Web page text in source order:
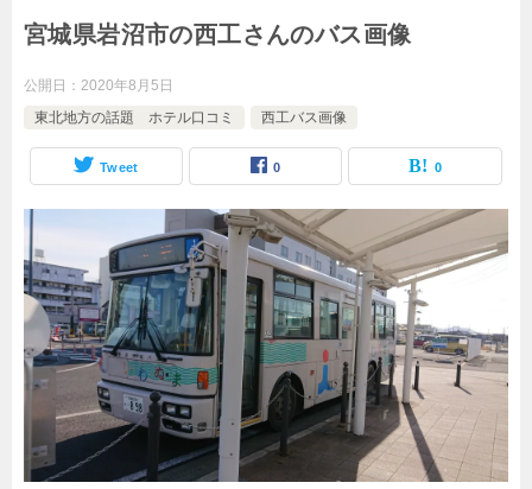
宮城県岩沼市の西工さんのバス画像
公開日： 2020年8月5日
東北地方の話題 ホテル口コミ
西工バス画像
Tweet 0 0